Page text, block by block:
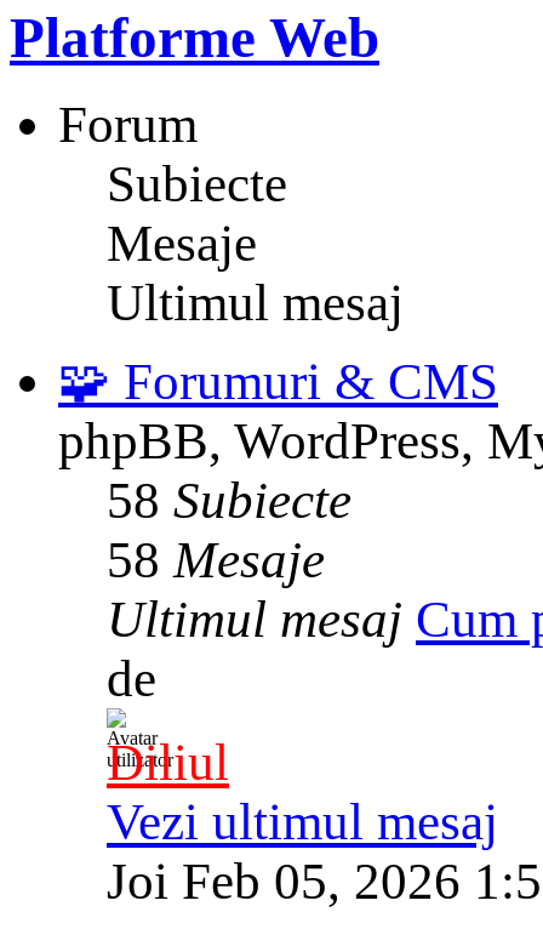
Platforme Web
Forum
Subiecte
Mesaje
Ultimul mesaj
🧩 Forumuri & CMS
phpBB, WordPress,
58 Subiecte
58 Mesaje
Ultimul mesaj Cum
de
Diliul
Vezi ultimul mesaj
Joi Feb 05, 2026